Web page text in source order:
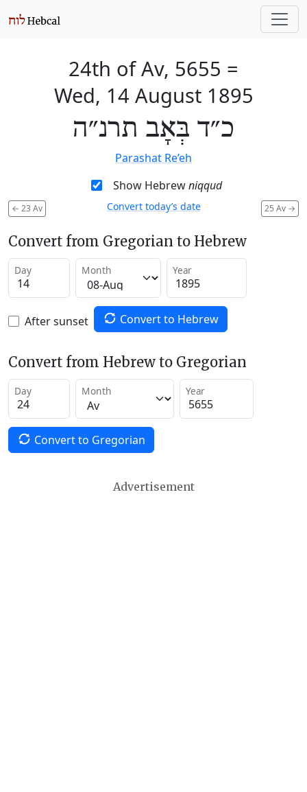
24th of Av, 5655 =
Wed, 14 August 1895
כ״ד בְּאָב תרנ״ה
Parashat Re’eh
Show Hebrewniqqud
← 23 Av 25 Av →
Convert today’s date
Convert from Gregorian to Hebrew
Day Month Year
After sunset Convert to Hebrew
Convert from Hebrew to Gregorian
Day Month Year
Convert to Gregorian
Advertisement